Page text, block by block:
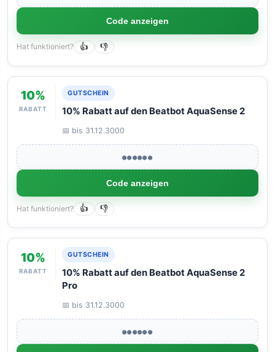
Code anzeigen
Hat funktioniert? 👍 👎
10%
RABATT
GUTSCHEIN
10% Rabatt auf den Beatbot AquaSense 2
📅 bis 31.12.3000
●●●●●●
Code anzeigen
Hat funktioniert? 👍 👎
10%
RABATT
GUTSCHEIN
10% Rabatt auf den Beatbot AquaSense 2
Pro
📅 bis 31.12.3000
●●●●●●